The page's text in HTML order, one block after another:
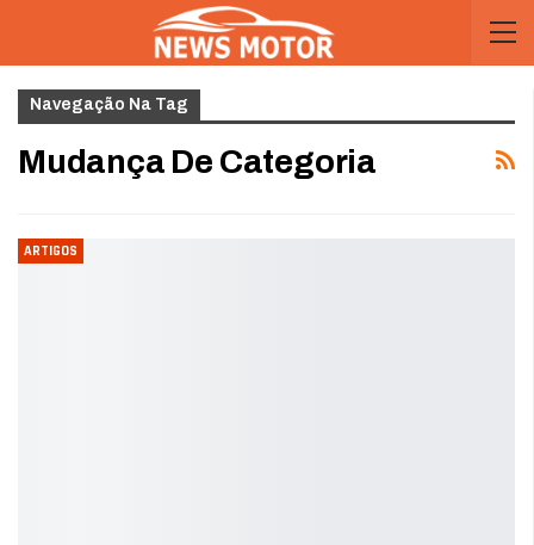
Navegação Na Tag
Mudança De Categoria
ARTIGOS